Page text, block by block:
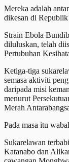
Mereka adalah
dikesan di
Strain Ebola
diluluskan, telah
Pertubuhan
Ketiga-tiga
semasa aktiviti
daripada misi
menurut
Merah
Pada masa itu
Sukarelawan
Katanabo dan